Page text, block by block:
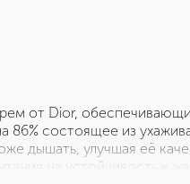
от Dior,
86% состоящее из
дышать, улучшая её
на устойчивость к